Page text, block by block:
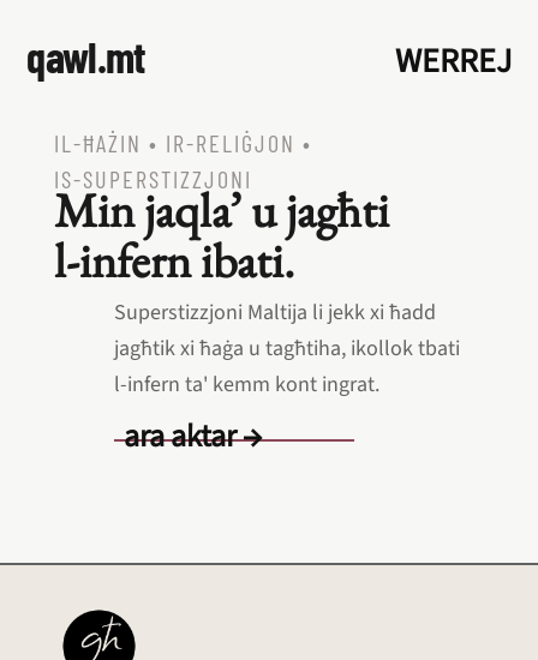
qawl.mt WERREJ
IL‑ĦAŻIN • IR‑RELIĠJON •
IS‑SUPERSTIZZJONI
Min jaqla’ u jagħti
l‑infern ibati.
Superstizzjoni Maltija li jekk xi ħadd
jagħtik xi ħaġa u tagħtiha, ikollok tbati
l‑infern ta' kemm kont ingrat.
ara aktar →